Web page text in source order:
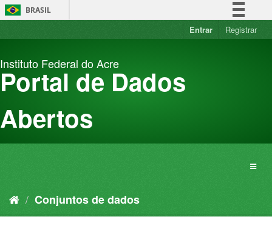
Pular
para
BRASIL
Simplifique!
Acesso à informação
Entrar Registrar
Instituto Federal do Acre
Portal de Dados
Abertos
Conjuntos de dados